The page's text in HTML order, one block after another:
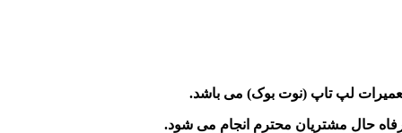
.
حال مشتریان محترم انجام می شود.